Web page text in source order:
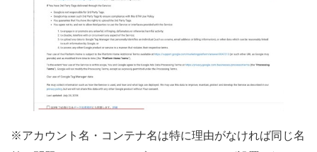
※アカウント名・コンテナ名は特に理由がなければ同じ名